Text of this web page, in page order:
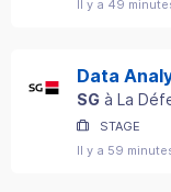
Il y a 49
Data
SG à La
STAGE
Il y a 59